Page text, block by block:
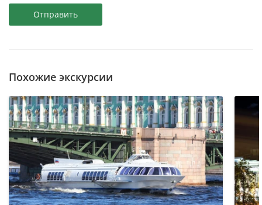
Отправить
Похожие экскурсии